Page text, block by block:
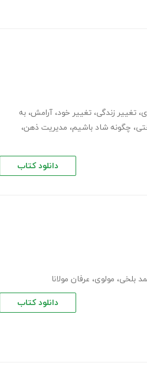
، تغییر زندگی، تغییر خود، آرامش، به
، چگونه شاد باشیم، مدیریت ذهن،
دانلود کتاب
بلخی، مولوی، عرفان مولانا
دانلود کتاب